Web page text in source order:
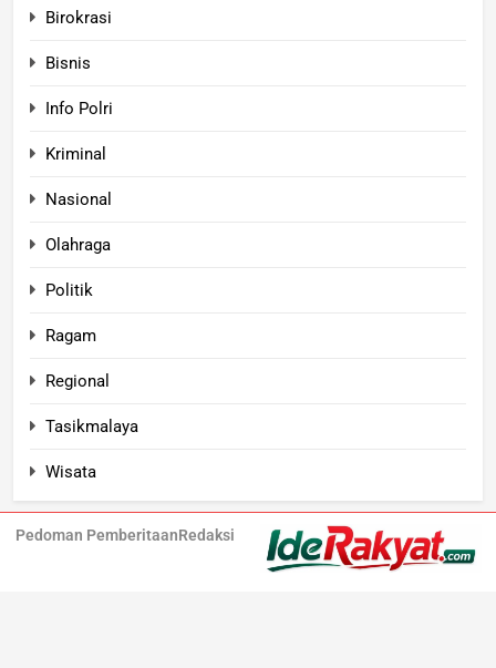
Birokrasi
Bisnis
Info Polri
Kriminal
Nasional
Olahraga
Politik
Ragam
Regional
Tasikmalaya
Wisata
Pedoman PemberitaanRedaksi